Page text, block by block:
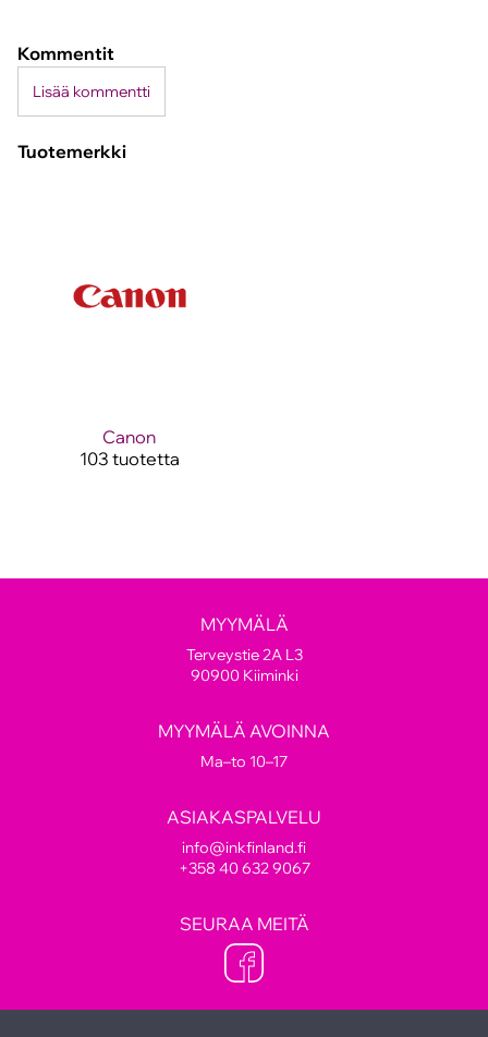
Kommentit
Lisää kommentti
Tuotemerkki
Canon
103 tuotetta
MYYMÄLÄ
Terveystie 2A L3
90900 Kiiminki
MYYMÄLÄ AVOINNA
Ma–to 10–17
ASIAKASPALVELU
info@inkfinland.fi
+358 40 632 9067
SEURAA MEITÄ